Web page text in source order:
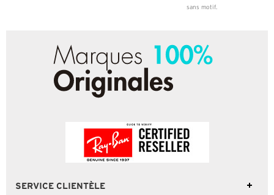
sans motif.
SERVICE CLIENTÈLE